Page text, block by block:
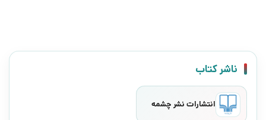
ناشر کتاب
انتشارات نشر چشمه